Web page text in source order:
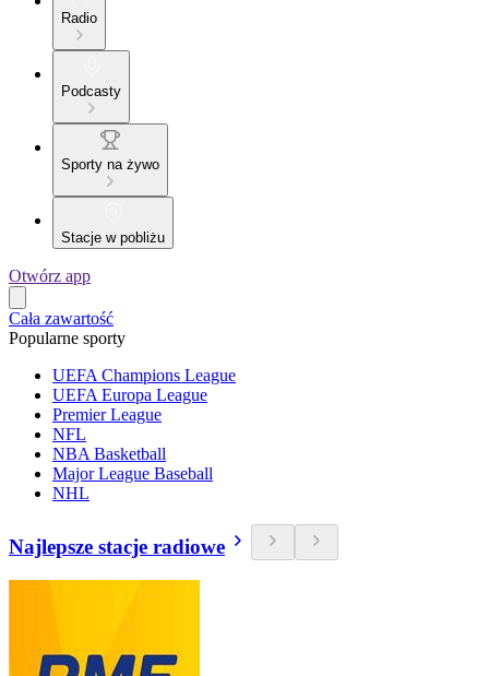
Radio
Podcasty
Sporty na żywo
Stacje w pobliżu
Otwórz app
Cała zawartość
Popularne sporty
UEFA Champions League
UEFA Europa League
Premier League
NFL
NBA Basketball
Major League Baseball
NHL
Najlepsze stacje radiowe